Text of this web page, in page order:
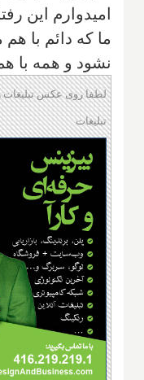
امیدوارم این
ما که دائم با
نشود و همه با
لطفا روی عکس تبلیغات
تبلیغات